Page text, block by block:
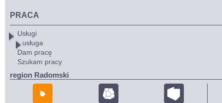
PRACA
Usługi
usługa
Dam pracę
Szukam pracy
region Radomski